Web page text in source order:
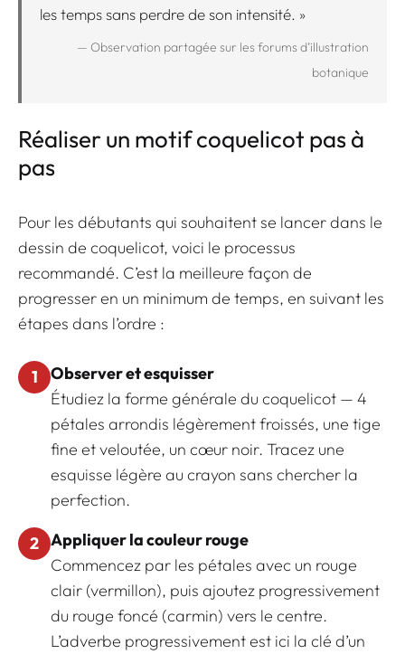
les temps sans perdre de son intensité. »
— Observation partagée sur les forums d’illustration
botanique
Réaliser un motif coquelicot pas à
pas
Pour les débutants qui souhaitent se lancer dans le
dessin de coquelicot, voici le processus
recommandé. C’est la meilleure façon de
progresser en un minimum de temps, en suivant les
étapes dans l’ordre :
1
Observer et esquisser
Étudiez la forme générale du coquelicot — 4
pétales arrondis légèrement froissés, une tige
fine et veloutée, un cœur noir. Tracez une
esquisse légère au crayon sans chercher la
perfection.
2 Appliquer la couleur rouge
Commencez par les pétales avec un rouge
clair (vermillon), puis ajoutez progressivement
du rouge foncé (carmin) vers le centre.
L’adverbe progressivement est ici la clé d’un